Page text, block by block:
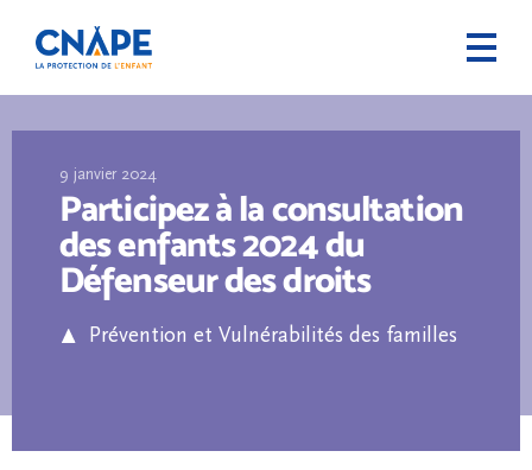
9 janvier 2024
Participez à la consultation
des enfants 2024 du
Défenseur des droits
Prévention et Vulnérabilités des familles